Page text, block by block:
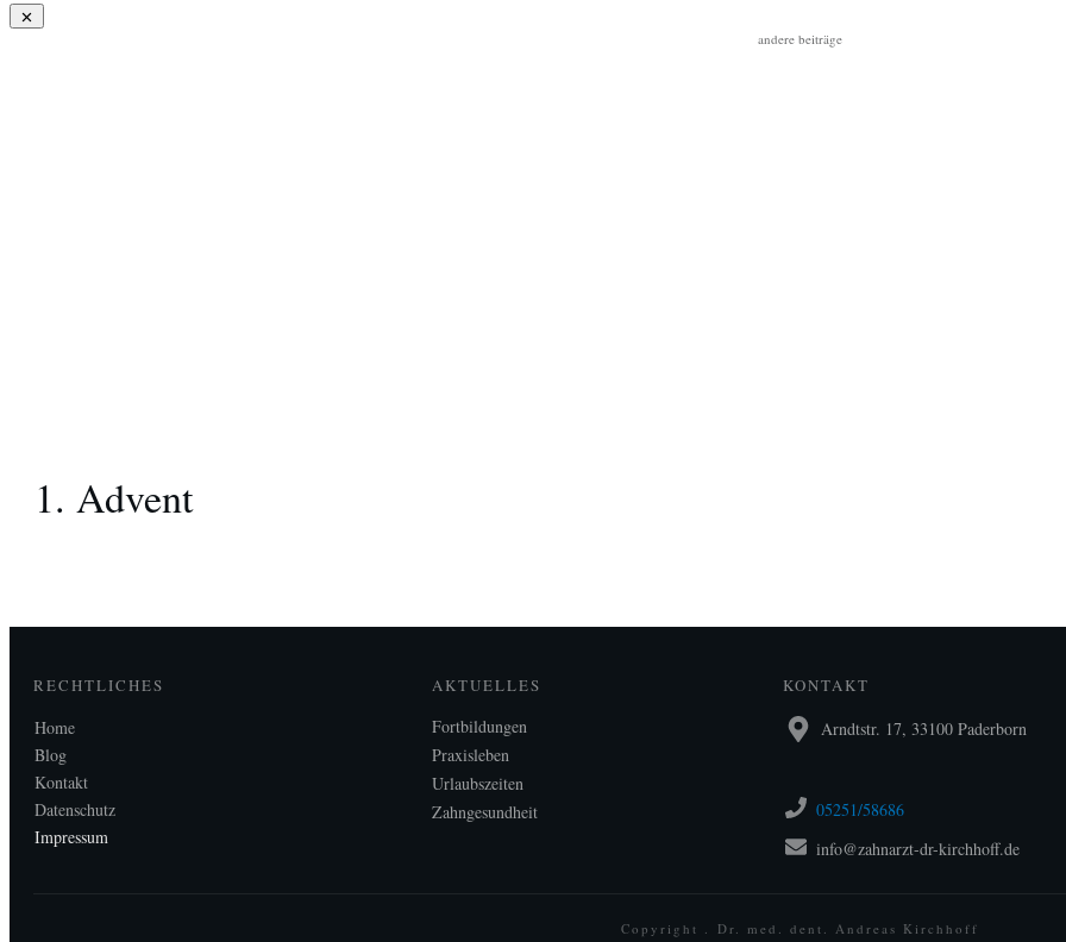
andere beiträge
1. Advent
RECHTLICHES
Home
Blog
Kontakt
Datenschutz
Impressum
AKTUELLES
Fortbildungen
Praxisleben
Urlaubszeiten
Zahngesundheit
KONTAKT
Arndtstr. 17, 33100 Paderborn
05251/58686
info@zahnarzt-dr-kirchhoff.de
Copyright . Dr. med. dent. Andreas Kirchhoff